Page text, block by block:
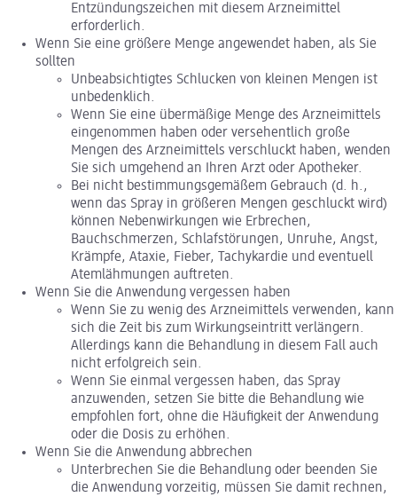
Entzündungszeichen mit diesem Arzneimittel
erforderlich.
Wenn Sie eine größere Menge angewendet haben, als Sie
sollten
Unbeabsichtigtes Schlucken von kleinen Mengen ist
unbedenklich.
Wenn Sie eine übermäßige Menge des Arzneimittels
eingenommen haben oder versehentlich große
Mengen des Arzneimittels verschluckt haben, wenden
Sie sich umgehend an Ihren Arzt oder Apotheker.
Bei nicht bestimmungsgemäßem Gebrauch (d. h.,
wenn das Spray in größeren Mengen geschluckt wird)
können Nebenwirkungen wie Erbrechen,
Bauchschmerzen, Schlafstörungen, Unruhe, Angst,
Krämpfe, Ataxie, Fieber, Tachykardie und eventuell
Atemlähmungen auftreten.
Wenn Sie die Anwendung vergessen haben
Wenn Sie zu wenig des Arzneimittels verwenden, kann
sich die Zeit bis zum Wirkungseintritt verlängern.
Allerdings kann die Behandlung in diesem Fall auch
nicht erfolgreich sein.
Wenn Sie einmal vergessen haben, das Spray
anzuwenden, setzen Sie bitte die Behandlung wie
empfohlen fort, ohne die Häufigkeit der Anwendung
oder die Dosis zu erhöhen.
Wenn Sie die Anwendung abbrechen
Unterbrechen Sie die Behandlung oder beenden Sie
die Anwendung vorzeitig, müssen Sie damit rechnen,